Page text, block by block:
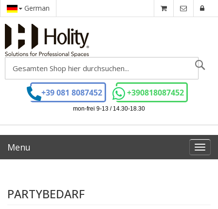
German
+39 081 8087452 +390818087452
mon-frei 9-13 / 14.30-18.30
Menu
PARTYBEDARF